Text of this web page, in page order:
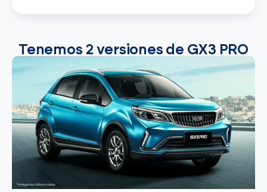
Tenemos 2 versiones de GX3 PRO